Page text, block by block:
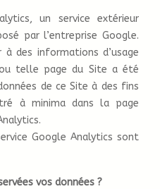
un service extérieur
par l’entreprise Google.
à des informations d’usage
telle page du Site a été
de ce Site à des fins
à minima dans la page
Google Analytics sont
vos données ?